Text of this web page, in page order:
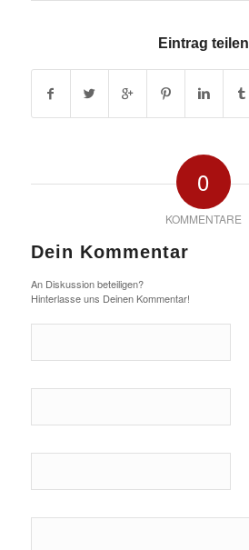
Eintrag teilen
0
KOMMENTARE
Dein Kommentar
An Diskussion beteiligen?
Hinterlasse uns Deinen Kommentar!